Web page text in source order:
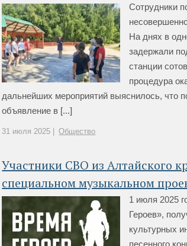
Сотрудники
На днях в
задержали
станции
процедура
дальнейших мероприятий выяснилось, что
объявление в [...]
31 июля 2025 | Общество
Участники СВО из Алтайского
специальном музыкальном
1 июля 2025
Героев»,
культурных
песенного